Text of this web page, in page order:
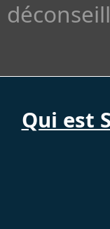
Qui est